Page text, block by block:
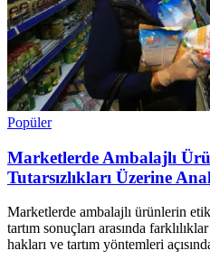
Popüler
Marketlerde Ambalajlı
Tutarsızlıkları Üzerine
Marketlerde ambalajlı ürünlerin
tartım sonuçları arasında
hakları ve tartım yöntemleri